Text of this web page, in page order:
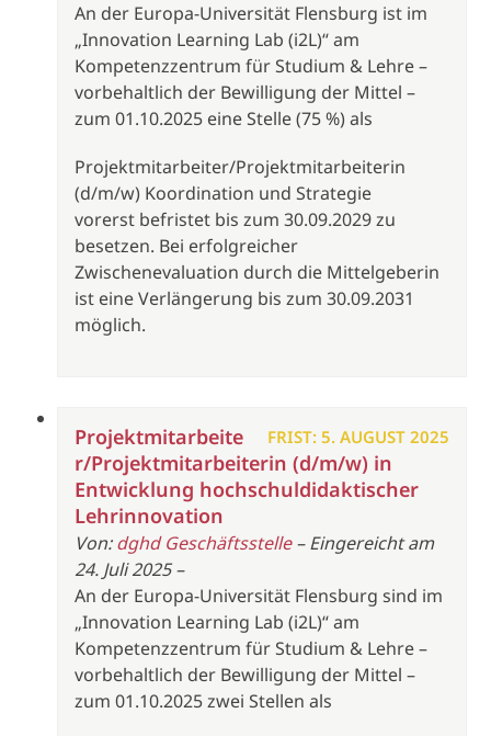
An der Europa-Universität Flensburg ist im
„Innovation Learning Lab (i2L)“ am
Kompetenzzentrum für Studium & Lehre –
vorbehaltlich der Bewilligung der Mittel –
zum 01.10.2025 eine Stelle (75 %) als
Projektmitarbeiter/Projektmitarbeiterin
(d/m/w) Koordination und Strategie
vorerst befristet bis zum 30.09.2029 zu
besetzen. Bei erfolgreicher
Zwischenevaluation durch die Mittelgeberin
ist eine Verlängerung bis zum 30.09.2031
möglich.
FRIST: 5. AUGUST 2025
Projektmitarbeite
r/Projektmitarbeiterin (d/m/w) in
Entwicklung hochschuldidaktischer
Lehrinnovation
Von:dghd Geschäftsstelle– Eingereicht am
24. Juli 2025 –
An der Europa-Universität Flensburg sind im
„Innovation Learning Lab (i2L)“ am
Kompetenzzentrum für Studium & Lehre –
vorbehaltlich der Bewilligung der Mittel –
zum 01.10.2025 zwei Stellen als